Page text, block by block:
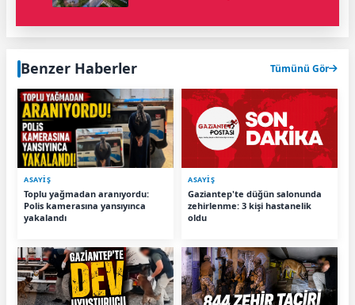
Benzer Haberler Tümünü Gör
ASAYİŞ
Toplu yağmadan aranıyordu:
Polis kamerasına yansıyınca
yakalandı
ASAYİŞ
Gaziantep'te düğün salonunda
zehirlenme: 3 kişi hastanelik
oldu